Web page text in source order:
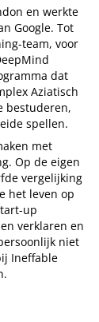
en werkte
Google. Tot
team, voor
dat
Aziatisch
bestuderen,
spellen.
met
Op de eigen
vergelijking
het leven op
up
verklaren en
niet
Ineffable